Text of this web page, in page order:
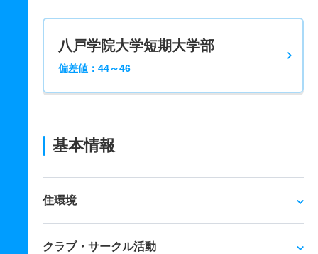
八戸学院大学短期大学部
偏差値：44～46
基本情報
住環境
クラブ・サークル活動